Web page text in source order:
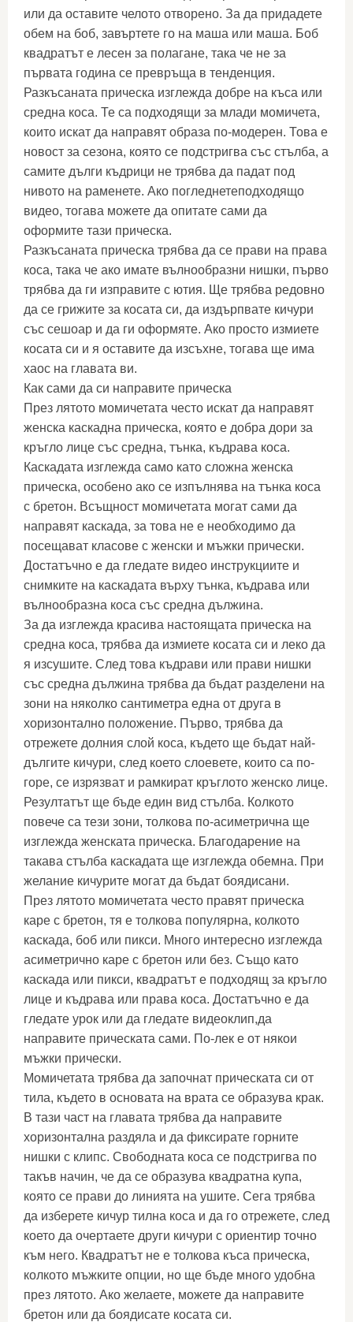
или да оставите челото отворено. За да придадете
обем на боб, завъртете го на маша или маша. Боб
квадратът е лесен за полагане, така че не за
първата година се превръща в тенденция.
Разкъсаната прическа изглежда добре на къса или
средна коса. Те са подходящи за млади момичета,
които искат да направят образа по-модерен. Това е
новост за сезона, която се подстригва със стълба, а
самите дълги къдрици не трябва да падат под
нивото на раменете. Ако погледнетеподходящо
видео, тогава можете да опитате сами да
оформите тази прическа.
Разкъсаната прическа трябва да се прави на права
коса, така че ако имате вълнообразни нишки, първо
трябва да ги изправите с ютия. Ще трябва редовно
да се грижите за косата си, да издърпвате кичури
със сешоар и да ги оформяте. Ако просто измиете
косата си и я оставите да изсъхне, тогава ще има
хаос на главата ви.
Как сами да си направите прическа
През лятото момичетата често искат да направят
женска каскадна прическа, която е добра дори за
кръгло лице със средна, тънка, къдрава коса.
Каскадата изглежда само като сложна женска
прическа, особено ако се изпълнява на тънка коса
с бретон. Всъщност момичетата могат сами да
направят каскада, за това не е необходимо да
посещават класове с женски и мъжки прически.
Достатъчно е да гледате видео инструкциите и
снимките на каскадата върху тънка, къдрава или
вълнообразна коса със средна дължина.
За да изглежда красива настоящата прическа на
средна коса, трябва да измиете косата си и леко да
я изсушите. След това къдрави или прави нишки
със средна дължина трябва да бъдат разделени на
зони на няколко сантиметра една от друга в
хоризонтално положение. Първо, трябва да
отрежете долния слой коса, където ще бъдат най-
дългите кичури, след което слоевете, които са по-
горе, се изрязват и рамкират кръглото женско лице.
Резултатът ще бъде един вид стълба. Колкото
повече са тези зони, толкова по-асиметрична ще
изглежда женската прическа. Благодарение на
такава стълба каскадата ще изглежда обемна. При
желание кичурите могат да бъдат боядисани.
През лятото момичетата често правят прическа
каре с бретон, тя е толкова популярна, колкото
каскада, боб или пикси. Много интересно изглежда
асиметрично каре с бретон или без. Също като
каскада или пикси, квадратът е подходящ за кръгло
лице и къдрава или права коса. Достатъчно е да
гледате урок или да гледате видеоклип,да
направите прическата сами. По-лек е от някои
мъжки прически.
Момичетата трябва да започнат прическата си от
тила, където в основата на врата се образува крак.
В тази част на главата трябва да направите
хоризонтална раздяла и да фиксирате горните
нишки с клипс. Свободната коса се подстригва по
такъв начин, че да се образува квадратна купа,
която се прави до линията на ушите. Сега трябва
да изберете кичур тилна коса и да го отрежете, след
което да очертаете други кичури с ориентир точно
към него. Квадратът не е толкова къса прическа,
колкото мъжките опции, но ще бъде много удобна
през лятото. Ако желаете, можете да направите
бретон или да боядисате косата си.